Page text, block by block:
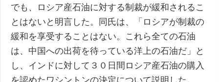
でも、ロシア産石油に対する制裁が緩和されるこ
とはないと明言した。同氏は、「ロシアが制裁の
緩和を享受することはない。これら全ての石油
は、中国への出荷を待っている洋上の石油だ」と
し、インドに対して３０日間ロシア産石油の購入
を認めたワシントンの決定について説明した。